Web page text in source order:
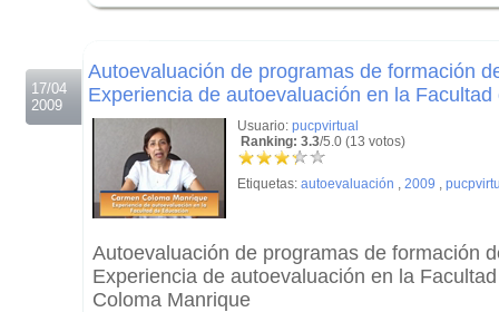
17/04
2009
Autoevaluación de programas de formación
Experiencia de autoevaluación en la
Usuario: pucpvirtual
Ranking: 3.3/5.0 (13 votos)
Etiquetas: autoevaluación , 2009 ,
Autoevaluación de programas de formación
Experiencia de autoevaluación en la
Coloma Manrique